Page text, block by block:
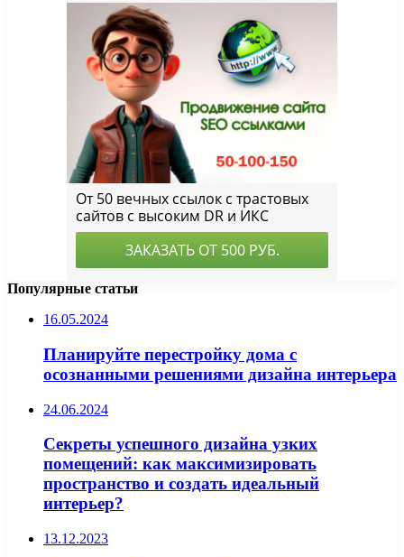
Популярные статьи
16.05.2024
Планируйте перестройку дома с
осознанными решениями дизайна интерьера
24.06.2024
Секреты успешного дизайна узких
помещений: как максимизировать
пространство и создать идеальный
интерьер?
13.12.2023